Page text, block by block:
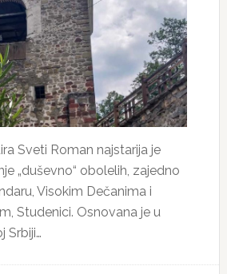
Sveti Roman najstarija je
„duševno“ obolelih, zajedno
Visokim Dečanima i
Studenici. Osnovana je u
Srbiji…